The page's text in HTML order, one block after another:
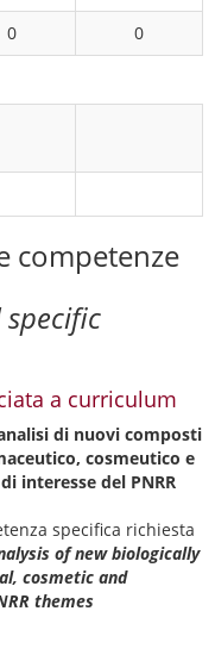
0 0
competenze
a curriculum
di nuovi composti
cosmeutico e
interesse del PNRR
specifica richiesta
of new biologically
cosmetic and
themes